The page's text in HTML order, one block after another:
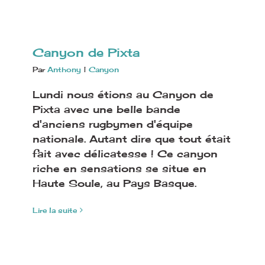
Canyon de Pixta
Par Anthony | Canyon
Lundi nous étions au Canyon de
Pixta avec une belle bande
d'anciens rugbymen d'équipe
nationale. Autant dire que tout était
fait avec délicatesse ! Ce canyon
riche en sensations se situe en
Haute Soule, au Pays Basque.
Lire la suite